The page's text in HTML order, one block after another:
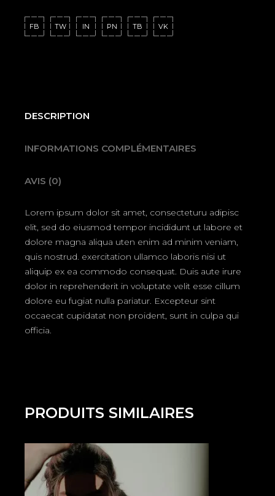
FB TW IN PN TB VK
DESCRIPTION
INFORMATIONS COMPLÉMENTAIRES
AVIS (0)
Lorem ipsum dolor sit amet, consecteturu adipisc
elit, sed do eiusmod tempor incididunt ut labore et
dolore magna aliqua uten enim ad minim veniam,
quis nostrud. exercitation ullamco laboris nisi ut
aliquip ex ea commodo consequat. Duis aute irure
dolor in reprehenderit in voluptate velit esse cillum
dolore eu fugiat nulla pariatur. Excepteur sint
occaecat cupidatat non proident, sunt in culpa qui
officia.
PRODUITS SIMILAIRES